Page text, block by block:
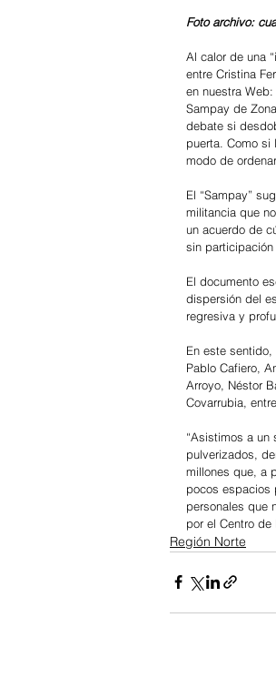
Foto archivo:
Al calor de una
entre Cristina
en nuestra Web:
Sampay de
debate si
puerta. Como si
modo de
El “Sampay”
militancia que
un acuerdo de
sin participación
El documento
dispersión del
regresiva y
En este sentido,
Pablo Cafiero,
Arroyo, Néstor
Covarrubia,
“Asistimos a un
pulverizados,
millones que, a
pocos espacios
personales que
por el Centro de
Región Norte